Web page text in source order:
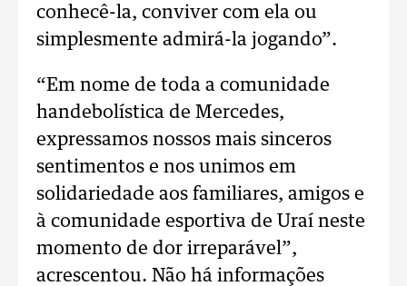
conhecê-la, conviver com ela ou
simplesmente admirá-la jogando”.
“Em nome de toda a comunidade
handebolística de Mercedes,
expressamos nossos mais sinceros
sentimentos e nos unimos em
solidariedade aos familiares, amigos e
à comunidade esportiva de Uraí neste
momento de dor irreparável”,
acrescentou. Não há informações